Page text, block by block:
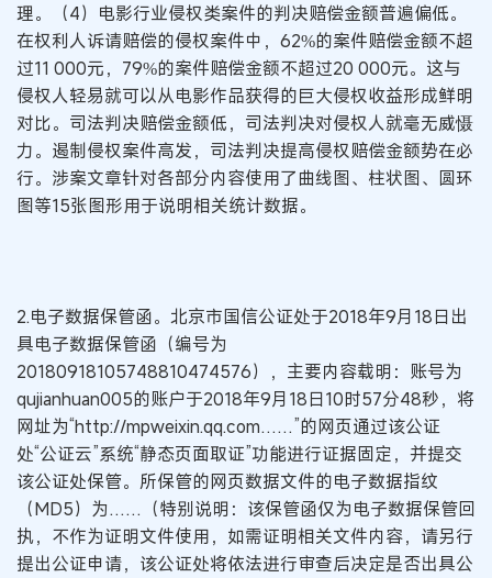
理。（4）电影行业侵权类案件的判决赔偿金额普遍偏低。
在权利人诉请赔偿的侵权案件中，62%的案件赔偿金额不超
过11 000元，79%的案件赔偿金额不超过20 000元。这与
侵权人轻易就可以从电影作品获得的巨大侵权收益形成鲜明
对比。司法判决赔偿金额低，司法判决对侵权人就毫无威慑
力。遏制侵权案件高发，司法判决提高侵权赔偿金额势在必
行。涉案文章针对各部分内容使用了曲线图、柱状图、圆环
图等15张图形用于说明相关统计数据。
2.电子数据保管函。北京市国信公证处于2018年9月18日出
具电子数据保管函（编号为
20180918105748810474576），主要内容载明：账号为
qujianhuan005的账户于2018年9月18日10时57分48秒，将
网址为“http://mpweixin.qq.com……”的网页通过该公证
处“公证云”系统“静态页面取证”功能进行证据固定，并提交
该公证处保管。所保管的网页数据文件的电子数据指纹
（MD5）为……（特别说明：该保管函仅为电子数据保管回
执，不作为证明文件使用，如需证明相关文件内容，请另行
提出公证申请，该公证处将依法进行审查后决定是否出具公